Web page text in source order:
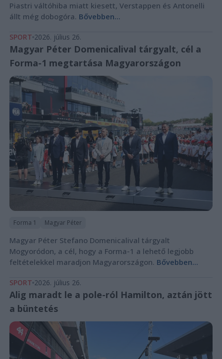
Piastri váltóhiba miatt kiesett, Verstappen és Antonelli
állt még dobogóra. Bővebben...
SPORT 2026. július 26.
Magyar Péter Domenicalival tárgyalt, cél a
Forma-1 megtartása Magyarországon
Forma 1 Magyar Péter
Magyar Péter Stefano Domenicalival tárgyalt
Mogyoródon, a cél, hogy a Forma-1 a lehető legjobb
feltételekkel maradjon Magyarországon. Bővebben...
SPORT 2026. július 26.
Alig maradt le a pole-ról Hamilton, aztán jött
a büntetés